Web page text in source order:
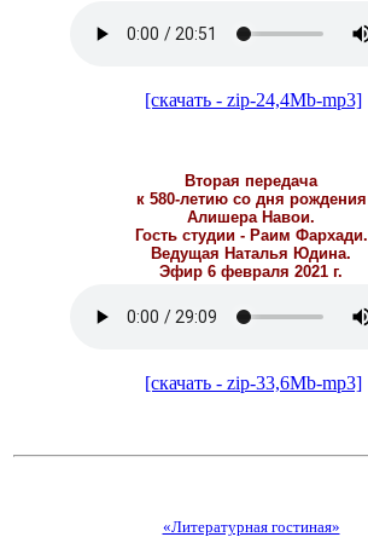
[скачать - zip-24,4Mb-mp3]
Вторая передача
к 580-летию со дня рождения
Алишера Навои.
Гость студии - Раим Фархади.
Ведущая Наталья Юдина.
Эфир 6 февраля 2021 г.
[скачать - zip-33,6Mb-mp3]
«Литературная гостиная»